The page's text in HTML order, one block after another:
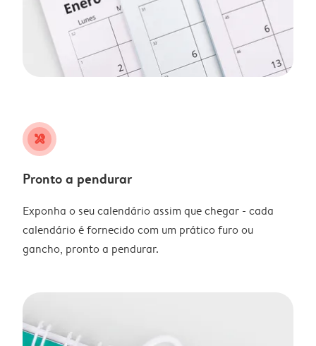
tools
Pronto a pendurar
Exponha o seu calendário assim que chegar - cada
calendário é fornecido com um prático furo ou
gancho, pronto a pendurar.